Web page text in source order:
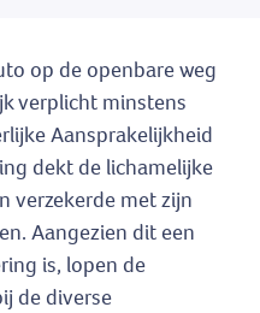
op de openbare weg
verplicht minstens
Aansprakelijkheid
dekt de lichamelijke
verzekerde met zijn
Aangezien dit een
is, lopen de
de diverse